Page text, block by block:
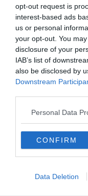
opt-out request is
interest-based ads
us or personal
your opt-out. You
disclosure of your
IAB’s list of
also be disclosed by
Downstream
Personal Data
CONFIRM
Data Deletion
Mi a
168
292